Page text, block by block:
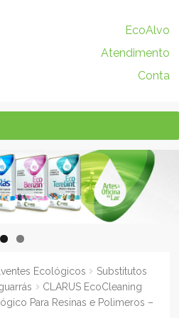
EcoAlvo
Atendimento
Conta
Ecológicos
Substitutos
CLARUS EcoCleaning
Para Resinas e Polimeros –